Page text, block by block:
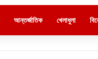
আন্তর্জাতিক খেলাধুলা